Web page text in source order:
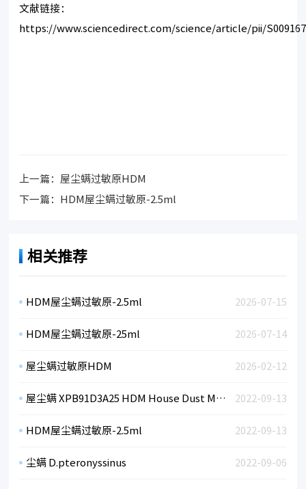
文献链接：
https://www.sciencedirect.com/science/article/pii/
上一篇： 屋尘螨过敏原HDM
下一篇：
HDM屋尘螨过敏原-2.5ml
相关推荐
2026-07-15
HDM屋尘螨过敏原-2.5ml
2026-07-14
HDM屋尘螨过敏原-25ml
2026-02-12
屋尘螨过敏原HDM
2022-09-13
屋尘螨 XPB91D3A25 HDM House Dust Mite
2022-09-13
HDM屋尘螨过敏原-2.5ml
2022-09-06
尘螨 D.pteronyssinus